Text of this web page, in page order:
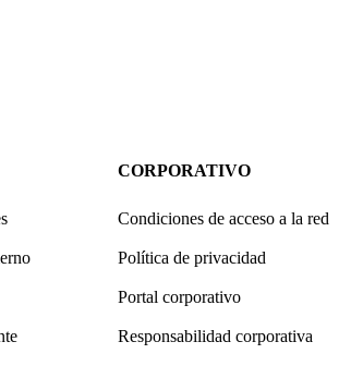
CORPORATIVO
Condiciones de acceso a la red
Política de privacidad
Portal corporativo
Responsabilidad corporativa